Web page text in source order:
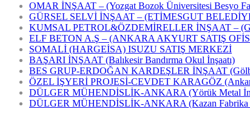
OMAR İNŞAAT – (Yozgat Bozok Üniversitesi Besyo
GÜRSEL SELVİ İNŞAAT – (ETİMESGUT
KUMSAL PETROL&ÖZDEMİRELLER İNŞAAT –
ELF BETON A.Ş – (ANKARA AKYURT SATIŞ
SOMALİ (HARGEİSA) ISUZU SATIŞ MERKEZİ
BAŞARI İNŞAAT (Balıkesir Bandırma Okul İnşaatı)
BES GRUP-ERDOĞAN KARDEŞLER İNŞAAT
ÖZEL İŞYERİ PROJESİ-CEVDET KARAGÖZ
DÜLGER MÜHENDİSLİK-ANKARA (Yörük Metal
DÜLGER MÜHENDİSLİK-ANKARA (Kazan Fabrika